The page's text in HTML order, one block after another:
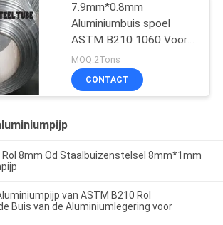
7.9mm*0.8mm
Aluminiumbuis spoel
ASTM B210 1060 Voor
verdamper
MOQ:2Tons
CONTACT
Rol 8mm Od Staalbuizenstelsel 8mm*1mm
van ASTM B210 Rol
Buis van de Aluminiumlegering voor